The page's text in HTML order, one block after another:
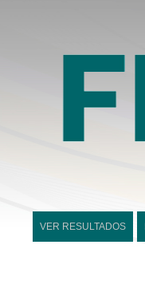
VER RESULTADOS